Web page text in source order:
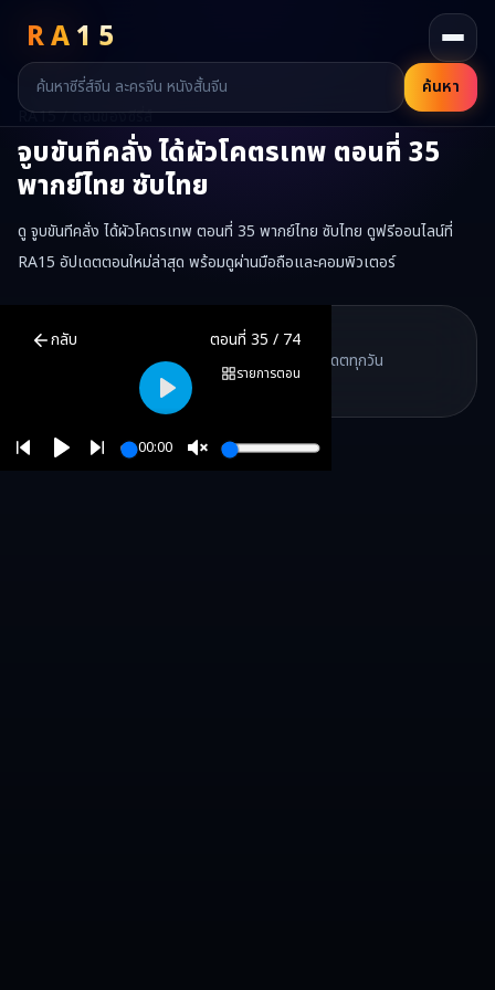
RA15
ค้นหา
RA15 / ตอนของซีรี่ส์
จูบขันทีคลั่ง ได้ผัวโคตรเทพ ตอนที่ 35
พากย์ไทย ซับไทย
ดู จูบขันทีคลั่ง ได้ผัวโคตรเทพ ตอนที่ 35 พากย์ไทย ซับไทย ดูฟรีออนไลน์ที่
RA15 อัปเดตตอนใหม่ล่าสุด พร้อมดูผ่านมือถือและคอมพิวเตอร์
กลับ ตอนที่ 35 / 74
รายการตอน
00:00
Play
พากย์ไทย ซับไทย ดูฟรีออนไลน์
RA15 เป็นเว็บไซต์ดูซีรี่ส์จีนออนไลน์ฟรี ที่รวบรวมหนังจีน ละครจีน มิ
RA15 Drama
RA15 Drama
รวมซีรี่ส์จีน ละครสั้น หนังแนวตั้ง พากย์ไทย อัปเดตทุกวัน
RA15 Drama